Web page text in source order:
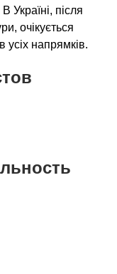
Україні, після
очікується
усіх напрямків.